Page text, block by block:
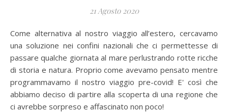
21 Agosto 2020
Come alternativa al nostro viaggio all’estero, cercavamo
una soluzione nei confini nazionali che ci permettesse di
passare qualche giornata al mare perlustrando rotte ricche
di storia e natura. Proprio come avevamo pensato mentre
programmavamo il nostro viaggio pre-covid! E' così che
abbiamo deciso di partire alla scoperta di una regione che
ci avrebbe sorpreso e affascinato non poco!